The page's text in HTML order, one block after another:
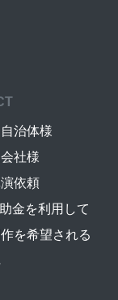
治体様
社様
依頼
金を利用して
を希望される